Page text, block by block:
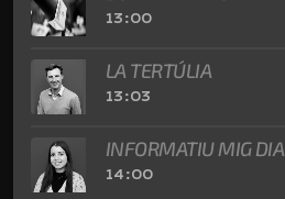
13:00
LA TERTÚLIA
13:03
INFORMATIU MIG DIA
14:00